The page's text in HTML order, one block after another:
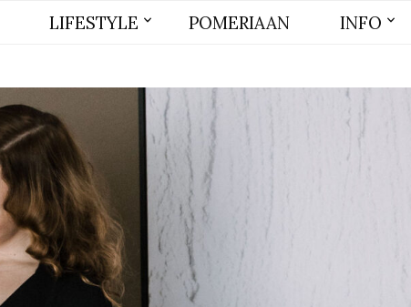
LIFESTYLE POMERIAAN INFO
BEAUTY MODE WONEN